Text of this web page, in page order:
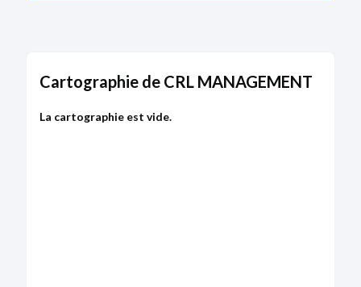
Cartographie de CRL MANAGEMENT
La cartographie est vide.